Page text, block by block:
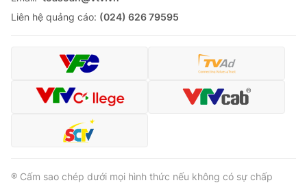
Liên hệ quảng cáo: (024) 626 79595
® Cấm sao chép dưới mọi hình thức nếu không có sự chấp